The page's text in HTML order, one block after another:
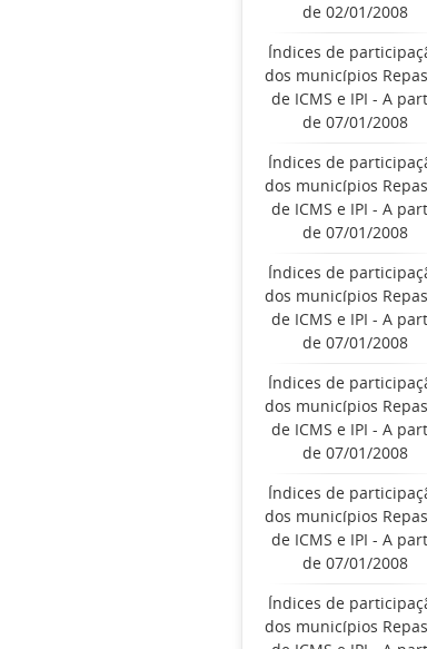
de 02/01/2008
Índices de
dos municípios
de ICMS e IPI - A
de 07/01/2008
Índices de
dos municípios
de ICMS e IPI - A
de 07/01/2008
Índices de
dos municípios
de ICMS e IPI - A
de 07/01/2008
Índices de
dos municípios
de ICMS e IPI - A
de 07/01/2008
Índices de
dos municípios
de ICMS e IPI - A
de 07/01/2008
Índices de
dos municípios